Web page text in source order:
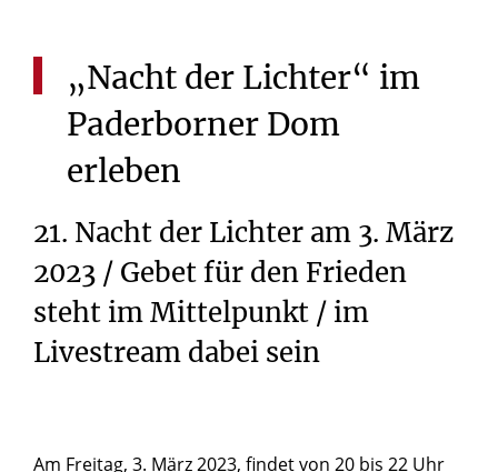
„Nacht der Lichter“ im
Paderborner Dom
erleben
21. Nacht der Lichter am 3. März
2023 / Gebet für den Frieden
steht im Mittelpunkt / im
Livestream dabei sein
Am Freitag, 3. März 2023, findet von 20 bis 22 Uhr